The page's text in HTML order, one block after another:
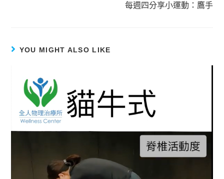
每週四分享小運動：鷹手
YOU MIGHT ALSO LIKE